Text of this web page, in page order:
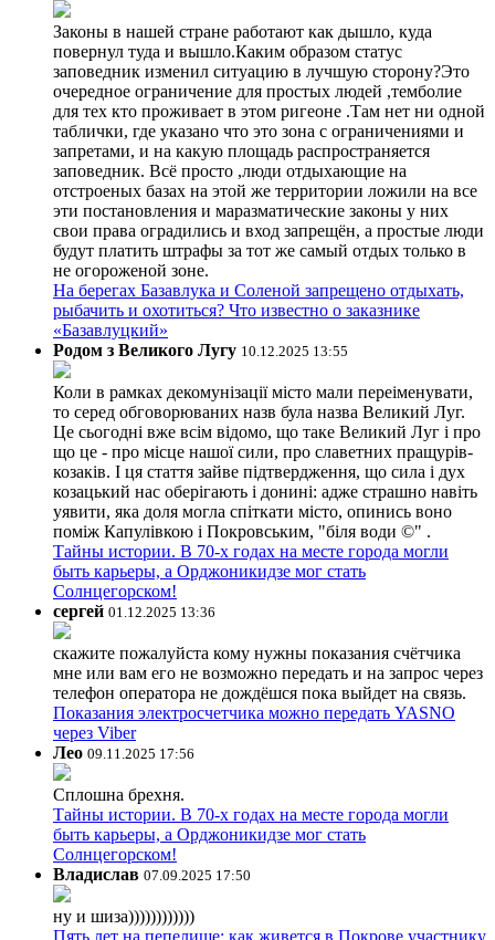
Законы в нашей стране работают как дышло, куда
повернул туда и вышло.Каким образом статус
заповедник изменил ситуацию в лучшую сторону?Это
очередное ограничение для простых людей ,темболие
для тех кто проживает в этом ригеоне .Там нет ни одной
таблички, где указано что это зона с ограничениями и
запретами, и на какую площадь распространяется
заповедник. Всё просто ,люди отдыхающие на
отстроеных базах на этой же территории ложили на все
эти постановления и маразматические законы у них
свои права оградились и вход запрещён, а простые люди
будут платить штрафы за тот же самый отдых только в
не огороженой зоне.
На берегах Базавлука и Соленой запрещено отдыхать,
рыбачить и охотиться? Что известно о заказнике
«Базавлуцкий»
Родом з Великого Лугу 10.12.2025 13:55
Коли в рамках декомунізації місто мали переіменувати,
то серед обговорюваних назв була назва Великий Луг.
Це сьогодні вже всім відомо, що таке Великий Луг і про
що це - про місце нашої сили, про славетних пращурів-
козаків. І ця стаття зайве підтвердження, що сила і дух
козацький нас оберігають і донині: адже страшно навіть
уявити, яка доля могла спіткати місто, опинись воно
поміж Капулівкою і Покровським, "біля води ©" .
Тайны истории. В 70-х годах на месте города могли
быть карьеры, а Орджоникидзе мог стать
Солнцегорском!
сергей 01.12.2025 13:36
скажите пожалуйста кому нужны показания счётчика
мне или вам его не возможно передать и на запрос через
телефон оператора не дождёшся пока выйдет на связь.
Показания электросчетчика можно передать YASNO
через Viber
Лео 09.11.2025 17:56
Сплошна брехня.
Тайны истории. В 70-х годах на месте города могли
быть карьеры, а Орджоникидзе мог стать
Солнцегорском!
Владислав 07.09.2025 17:50
ну и шиза))))))))))))
Пять лет на пепелище: как живется в Покрове участнику